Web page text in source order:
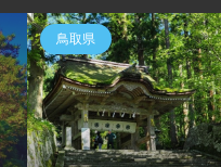
鳥取県